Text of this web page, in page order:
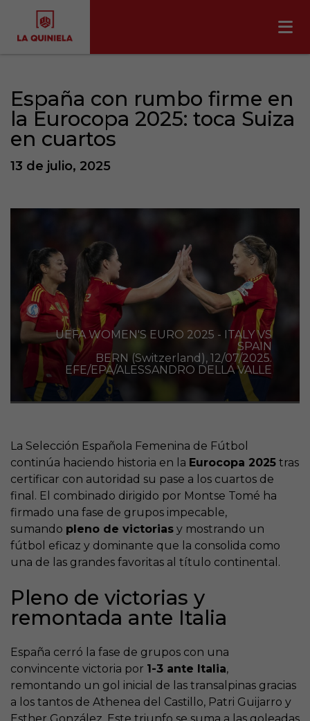
España con rumbo firme en
la Eurocopa 2025: toca Suiza
en cuartos
13 de julio, 2025
UEFA WOMEN'S EURO 2025 - ITALY VS
SPAIN
BERN (Switzerland), 12/07/2025.
EFE/EPA/ALESSANDRO DELLA VALLE
La Selección Española Femenina de Fútbol
continúa haciendo historia en la Eurocopa 2025 tras
certificar con autoridad su pase a los cuartos de
final. El combinado dirigido por Montse Tomé ha
firmado una fase de grupos impecable,
sumando pleno de victorias y mostrando un
fútbol eficaz y dominante que la consolida como
una de las grandes favoritas al título continental.
Pleno de victorias y
remontada ante Italia
España cerró la fase de grupos con una
convincente victoria por 1-3 ante Italia,
remontando un gol inicial de las transalpinas gracias
a los tantos de Athenea del Castillo, Patri Guijarro y